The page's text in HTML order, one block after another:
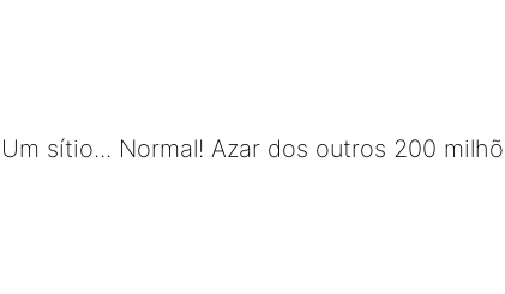
sítio... Normal! Azar dos outros 200